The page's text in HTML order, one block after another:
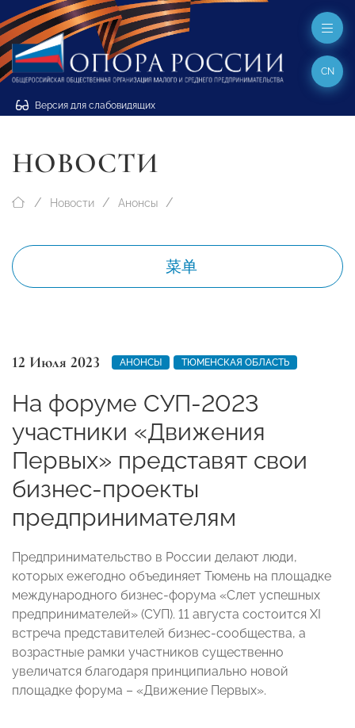
Версия для слабовидящих
CN
НОВОСТИ
Новости Анонсы
菜单
12 Июля 2023 АНОНСЫ ТЮМЕНСКАЯ ОБЛАСТЬ
На форуме СУП-2023
участники «Движения
Первых» представят свои
бизнес-проекты
предпринимателям
Предпринимательство в России делают люди,
которых ежегодно объединяет Тюмень на площадке
международного бизнес-форума «Слет успешных
предпринимателей» (СУП). 11 августа состоится XI
встреча представителей бизнес-сообщества, а
возрастные рамки участников существенно
увеличатся благодаря принципиально новой
площадке форума – «Движение Первых».